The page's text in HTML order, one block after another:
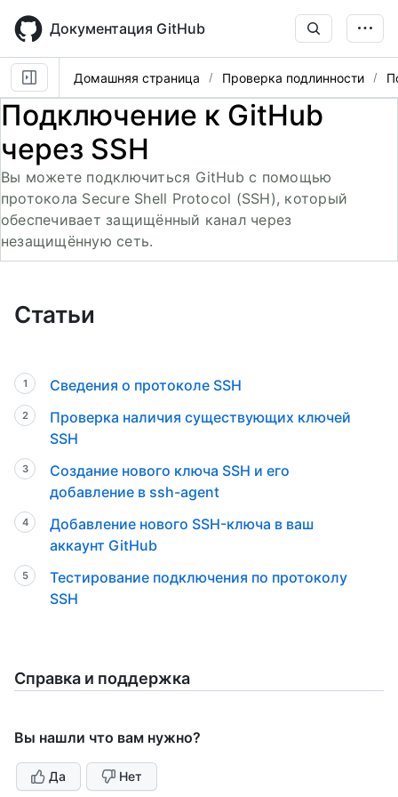
main
content
Документация GitHub
Домашняя страница Проверка подлинности
Подключение к GitHub
через SSH
Вы можете подключиться GitHub с помощью
протокола Secure Shell Protocol (SSH), который
обеспечивает защищённый канал через
незащищённую сеть.
Статьи
Сведения о протоколе SSH
Проверка наличия существующих ключей
SSH
Создание нового ключа SSH и его
добавление в ssh-agent
Добавление нового SSH-ключа в ваш
аккаунт GitHub
Тестирование подключения по протоколу
SSH
Справка и поддержка
Вы нашли что вам нужно?
Да Нет